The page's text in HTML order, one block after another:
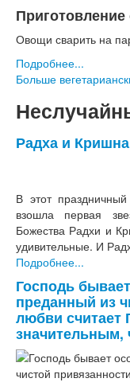
Овощи сварить на
Подробнее...
Больше
Радха и
В этот
взошла первая
Божества Радхи и
удивительные. И
Подробнее...
Господь
преданный из
любви считает
значительным,